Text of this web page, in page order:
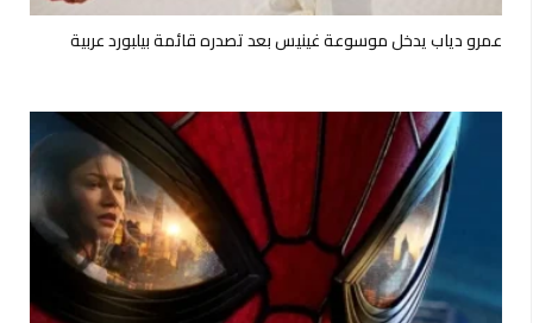
عمرو دياب يدخل موسوعة غينيس بعد تصدره قائمة بيلبورد عربية